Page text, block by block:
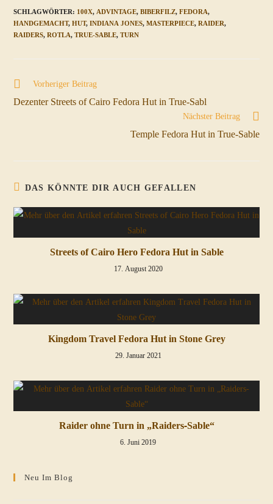
SCHLAGWÖRTER: 100X, ADVINTAGE, BIBERFILZ, FEDORA,
HANDGEMACHT, HUT, INDIANA JONES, MASTERPIECE, RAIDER,
RAIDERS, ROTLA, TRUE-SABLE, TURN
Weitere
ansehen
Vorheriger Beitrag
Dezenter Streets of Cairo Fedora Hut in True-Sabl
Nächster Beitrag
Temple Fedora Hut in True-Sable
DAS KÖNNTE DIR AUCH GEFALLEN
Streets of Cairo Hero Fedora Hut in Sable
17. August 2020
Kingdom Travel Fedora Hut in Stone Grey
29. Januar 2021
Raider ohne Turn in „Raiders-Sable“
6. Juni 2019
Neu Im Blog